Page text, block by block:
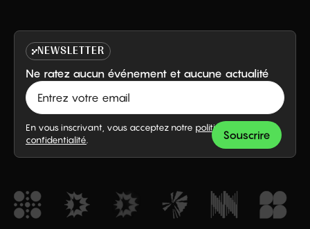
NEWSLETTER
Ne ratez aucun événement et aucune actualité
En vous inscrivant, vous acceptez notre politique de
confidentialité